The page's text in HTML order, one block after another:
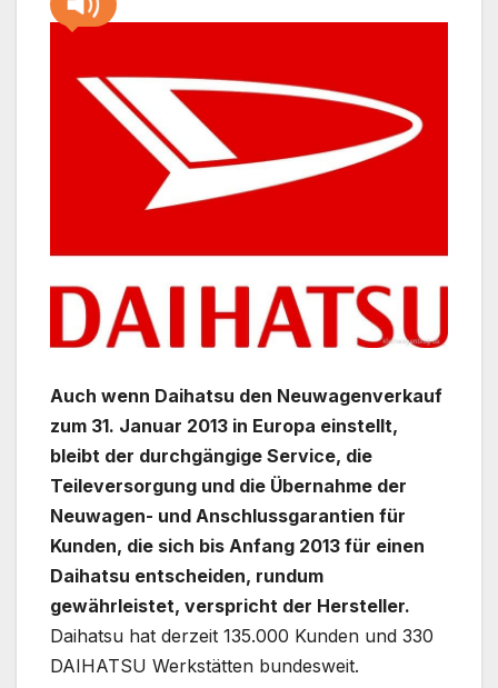
Auch wenn Daihatsu den Neuwagenverkauf
zum 31. Januar 2013 in Europa einstellt,
bleibt der durchgängige Service, die
Teileversorgung und die Übernahme der
Neuwagen- und Anschlussgarantien für
Kunden, die sich bis Anfang 2013 für einen
Daihatsu entscheiden, rundum
gewährleistet, verspricht der Hersteller.
Daihatsu hat derzeit 135.000 Kunden und 330
DAIHATSU Werkstätten bundesweit.